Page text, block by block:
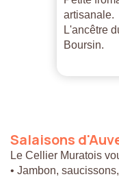
artisanale.
L'ancêtre
Boursin.
Salaisons
Le Cellier Muratois
• Jambon,